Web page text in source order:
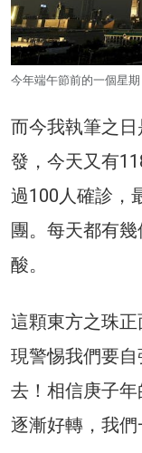
今年端午節前的一個星
而今我執筆之
發，今天又有
過100人確診，
團。每天都有
酸。
這顆東方之珠
現警惕我們要
去！相信庚子
逐漸好轉，我們